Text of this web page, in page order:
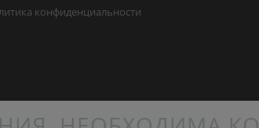
конфиденциальности